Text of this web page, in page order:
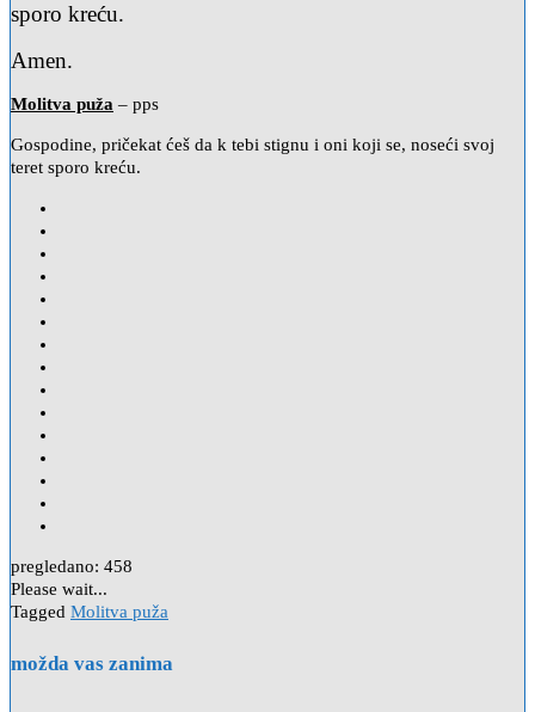
sporo kreću.
Amen.
Molitva puža – pps
Gospodine, pričekat ćeš da k tebi stignu i oni koji se, noseći svoj
teret sporo kreću.
pregledano: 458
Please wait...
Tagged Molitva puža
možda vas zanima